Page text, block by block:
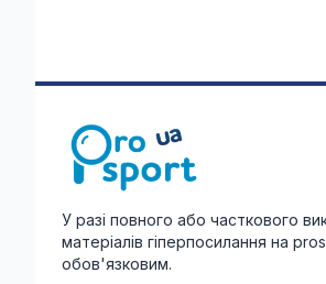
У разі повного або часткового
матеріалів гіперпосилання на
обов'язковим.